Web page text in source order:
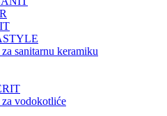
sanitarnu keramiku
vodokotliće